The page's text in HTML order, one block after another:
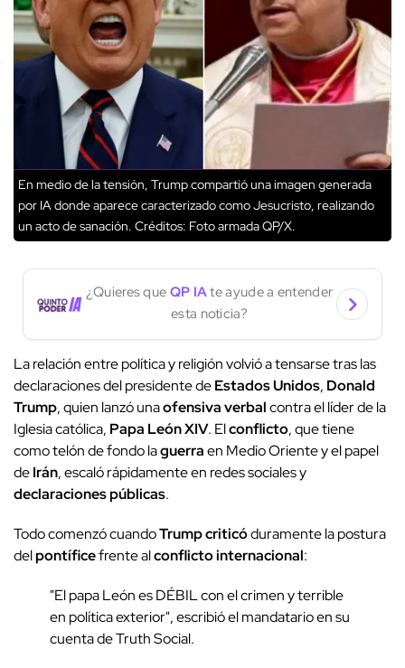
En medio de la tensión, Trump compartió una imagen generada
por IA donde aparece caracterizado como Jesucristo, realizando
un acto de sanación. Créditos: Foto armada QP/X.
¿Quieres que QP IAte ayude a entender
esta noticia?
La relación entre política y religión volvió a tensarse tras las
declaraciones del presidente deEstados Unidos, Donald
Trump, quien lanzó unaofensiva verbalcontra el líder de la
Iglesia católica, Papa León XIV. Elconflicto, que tiene
como telón de fondo laguerraen Medio Oriente y el papel
deIrán, escaló rápidamente en redes sociales y
declaraciones públicas.
Todo comenzó cuandoTrump criticóduramente la postura
delpontíficefrente alconflicto internacional:
"El papa León es DÉBIL con el crimen y terrible
en política exterior", escribió el mandatario en su
cuenta de Truth Social.